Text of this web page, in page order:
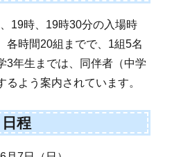
19時、19時30分の入場時
各時間20組までで、1組5名
3年生までは、同伴者（中学
よう案内されています。
日程